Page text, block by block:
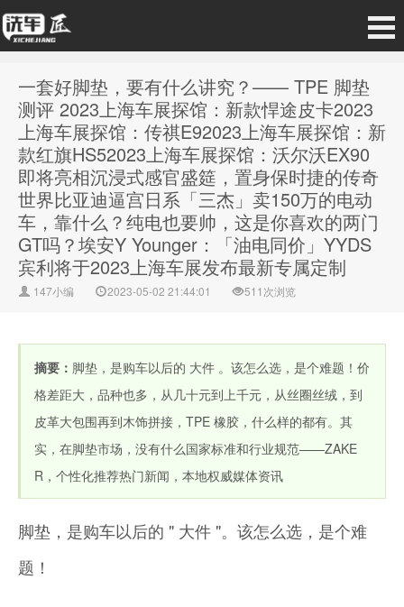
一套好脚垫，要有什么讲究？—— TPE 脚垫
测评 2023上海车展探馆：新款悍途皮卡2023
上海车展探馆：传祺E92023上海车展探馆：新
款红旗HS52023上海车展探馆：沃尔沃EX90
即将亮相沉浸式感官盛筵，置身保时捷的传奇
世界比亚迪逼宫日系「三杰」卖150万的电动
车，靠什么？纯电也要帅，这是你喜欢的两门
GT吗？埃安Y Younger：「油电同价」YYDS
宾利将于2023上海车展发布最新专属定制
147小编 2023-05-02 21:44:01 511次浏览
摘要： 脚垫，是购车以后的 大件 。该怎么选，是个难题！价
格差距大，品种也多，从几十元到上千元，从丝圈丝绒，到
皮革大包围再到木饰拼接，TPE 橡胶，什么样的都有。其
实，在脚垫市场，没有什么国家标准和行业规范——ZAKE
R，个性化推荐热门新闻，本地权威媒体资讯
脚垫，是购车以后的 " 大件 "。该怎么选，是个难
题！